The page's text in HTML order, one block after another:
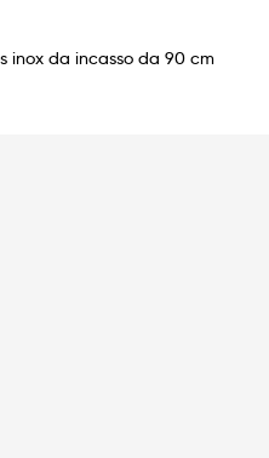
inox da incasso da 90 cm